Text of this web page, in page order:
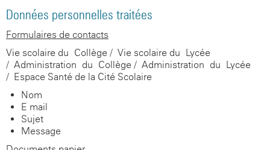
Données personnelles traitées
Formulaires de contacts
Vie scolaire du Collège / Vie scolaire du Lycée
/ Administration du Collège / Administration du Lycée
/ Espace Santé de la Cité Scolaire
Nom
E-mail
Sujet
Message